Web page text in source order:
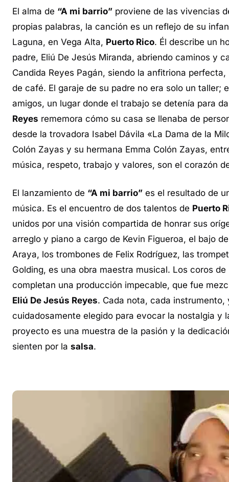
El alma de “A mi barrio” proviene de las vivencias
propias palabras, la canción es un reflejo de su
Laguna, en Vega Alta, Puerto Rico. Él describe un
padre, Eliú De Jesús Miranda, abriendo caminos y
Candida Reyes Pagán, siendo la anfitriona
de café. El garaje de su padre no era solo un taller;
amigos, un lugar donde el trabajo se detenía para
Reyes rememora cómo su casa se llenaba de
desde la trovadora Isabel Dávila «La Dama de la
Colón Zayas y su hermana Emma Colón Zayas,
música, respeto, trabajo y valores, son el corazón
El lanzamiento de “A mi barrio” es el resultado de
música. Es el encuentro de dos talentos de Puerto
unidos por una visión compartida de honrar sus
arreglo y piano a cargo de Kevin Figueroa, el bajo
Araya, los trombones de Felix Rodríguez, las
Golding, es una obra maestra musical. Los coros
completan una producción impecable, que fue
Eliú De Jesús Reyes. Cada nota, cada
cuidadosamente elegido para evocar la nostalgia y
proyecto es una muestra de la pasión y la
sienten por la salsa.